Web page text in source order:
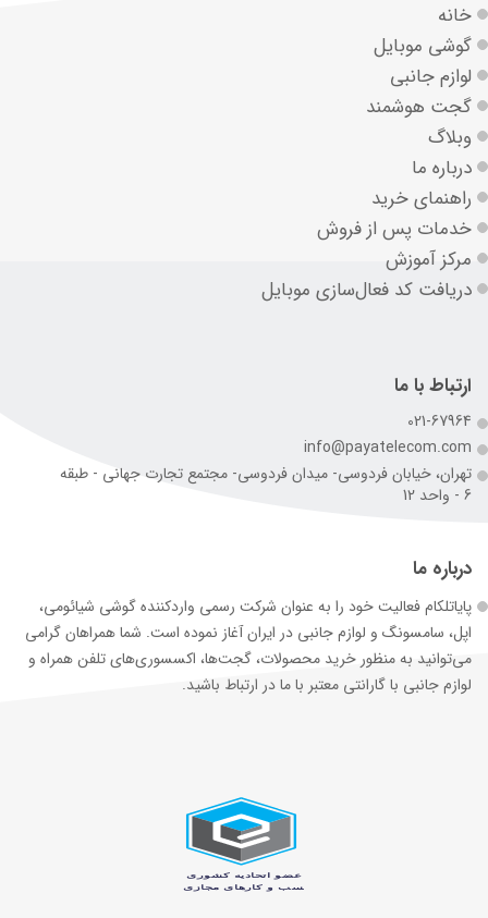
خانه
گوشی موبایل
لوازم جانبی
گجت هوشمند
وبلاگ
درباره ما
راهنمای خرید
خدمات پس از فروش
مرکز آموزش
دریافت کد فعال‌سازی موبایل
ارتباط با ما
021-67964
info@payatelecom.com
تهران، خیابان فردوسی- میدان فردوسی- مجتمع تجارت جهانی - طبقه
6 - واحد 12
درباره ما
پایاتلکام فعالیت خود را به عنوان شرکت رسمی وارد‌کننده گوشی شیائومی،
اپل، سامسونگ و لوازم جانبی در ایران آغاز نموده است. شما همراهان گرامی
می‌توانید به منظور خرید محصولات، گجت‌ها، اکسسوری‌های تلفن همراه و
لوازم جانبی با گارانتی معتبر با ما در ارتباط باشید.